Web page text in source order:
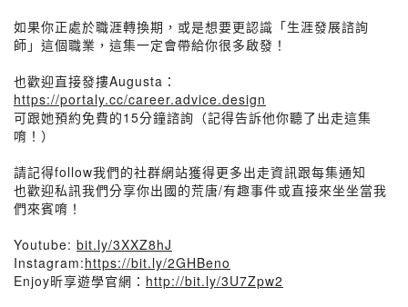
如果你正處於職涯轉換期，或是想要更認識「生涯發展諮詢
師」這個職業，這集一定會帶給你很多啟發！
也歡迎直接發摟Augusta：
https://portaly.cc/career.advice.design
可跟她預約免費的15分鐘諮詢（記得告訴他你聽了出走這集
唷！）
請記得follow我們的社群網站獲得更多出走資訊跟每集通知
也歡迎私訊我們分享你出國的荒唐/有趣事件或直接來坐坐當我
們來賓唷！
Youtube: bit.ly/3XXZ8hJ
Instagram:https://bit.ly/2GHBeno
Enjoy昕享遊學官網： http://bit.ly/3U7Zpw2